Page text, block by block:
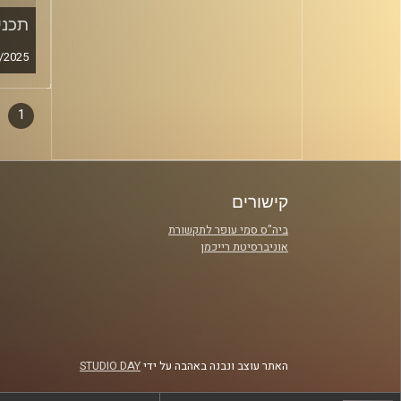
סגירה
1
קישורים
ביה"ס סמי עופר לתקשורת
אוניברסיטת רייכמן
האתר עוצב ונבנה באהבה על ידיSTUDIO DAY